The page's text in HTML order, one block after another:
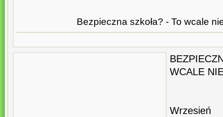
Bezpieczna szkoła? - To wcale
WCALE